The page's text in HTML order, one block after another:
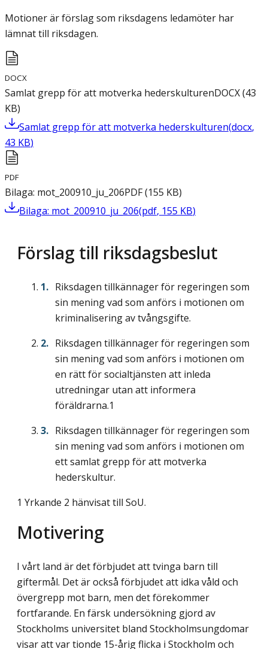
Motioner är förslag som riksdagens ledamöter har
lämnat till riksdagen.
DOCX
Samlat grepp för att motverka hederskulturenDOCX(43
KB)
Samlat grepp för att motverka hederskulturen(docx,
43 KB)
PDF
Bilaga: mot_200910_ju_206PDF(155 KB)
Bilaga: mot_200910_ju_206(pdf, 155 KB)
Förslag till riksdagsbeslut
Riksdagen tillkännager för regeringen som
sin mening vad som anförs i motionen om
kriminalisering av tvångsgifte.
Riksdagen tillkännager för regeringen som
sin mening vad som anförs i motionen om
en rätt för socialtjänsten att inleda
utredningar utan att informera
föräldrarna.1
Riksdagen tillkännager för regeringen som
sin mening vad som anförs i motionen om
ett samlat grepp för att motverka
hederskultur.
1 Yrkande 2 hänvisat till SoU.
Motivering
I vårt land är det förbjudet att tvinga barn till
giftermål. Det är också förbjudet att idka våld och
övergrepp mot barn, men det förekommer
fortfarande. En färsk undersökning gjord av
Stockholms universitet bland Stockholmsungdomar
visar att var tionde 15-årig flicka i Stockholm och